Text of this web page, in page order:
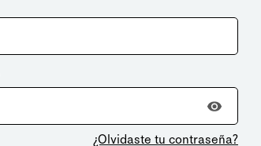
¿Olvidaste tu contraseña?